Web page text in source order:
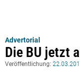
Advertorial
Die BU jetzt
Veröffentlichung: